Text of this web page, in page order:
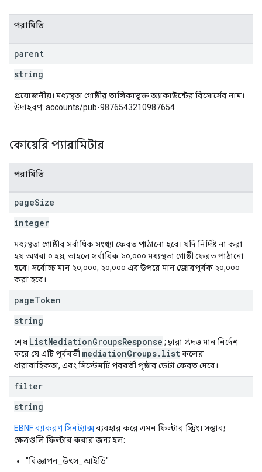
পরামিতি
parent
string
প্রয়োজনীয়। মধ্যস্থতা গোষ্ঠীর তালিকাভুক্ত অ্যাকাউন্টের রিসোর্সের নাম।
উদাহরণ: accounts/pub-9876543210987654
কোয়েরি প্যারামিটার
পরামিতি
pageSize
integer
মধ্যস্থতা গোষ্ঠীর সর্বাধিক সংখ্যা ফেরত পাঠানো হবে। যদি নির্দিষ্ট না করা
হয় অথবা ০ হয়, তাহলে সর্বাধিক ১০,০০০ মধ্যস্থতা গোষ্ঠী ফেরত পাঠানো
হবে। সর্বোচ্চ মান ২০,০০০; ২০,০০০ এর উপরে মান জোরপূর্বক ২০,০০০
করা হবে।
pageToken
string
শেষ ListMediationGroupsResponse ; দ্বারা প্রদত্ত মান নির্দেশ
করে যে এটি পূর্ববর্তী mediationGroups.listকলের
ধারাবাহিকতা, এবং সিস্টেমটি পরবর্তী পৃষ্ঠার ডেটা ফেরত দেবে।
filter
string
EBNF ব্যাকরণ সিনট্যাক্সব্যবহার করে এমন ফিল্টার স্ট্রিং। সম্ভাব্য
ক্ষেত্রগুলি ফিল্টার করার জন্য হল:
"বিজ্ঞাপন_উৎস_আইডি"